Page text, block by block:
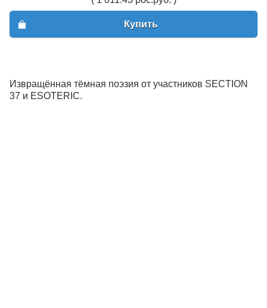
Купить
Извращённая тёмная поэзия от участников SECTION
37 и ESOTERIC.